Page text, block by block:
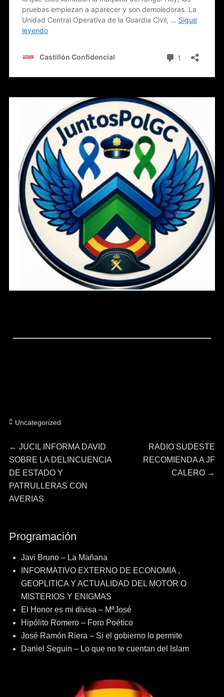
Categorías
Uncategorized
Navegación
de
entradas
← Entrada
anterior:
JUCIL INFORMA DAVID
SOBRE LA DELINCUENCIA
DE ESTADO Y
PATRULLERAS CON
AVERIAS
Entrada
siguiente:
RADIO SUDESTE
RECOMIENDA A JF
CALERO →
Programación
Javi Bruno – La Mañana
INFORMATIVO EXTERNO DE ECONOMIA ,
GEOPLITICA Y ACTUALIDAD DEL MOTOR O
MISTERIOS Y ENIGMAS
El Honor es mi divisa – MªJosé
Hipólito Romero – Foro Poético
José Ramón Riera – Si el gobierno lo permite
Daniel Seguin – Lo que no te cuentan del Islam